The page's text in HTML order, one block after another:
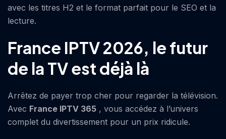
avec les titres H2 et le format parfait pour le SEO et la
lecture.
France IPTV 2026, le futur
de la TV est déjà là
Arrêtez de payer trop cher pour regarder la télévision.
Avec France IPTV 365 , vous accédez à l’univers
complet du divertissement pour un prix ridicule.